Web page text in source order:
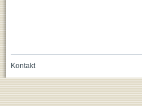
Kontakt